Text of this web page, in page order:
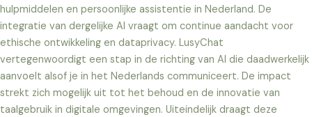
hulpmiddelen en persoonlijke assistentie in Nederland. De
integratie van dergelijke AI vraagt om continue aandacht voor
ethische ontwikkeling en dataprivacy. LusyChat
vertegenwoordigt een stap in de richting van AI die daadwerkelijk
aanvoelt alsof je in het Nederlands communiceert. De impact
strekt zich mogelijk uit tot het behoud en de innovatie van
taalgebruik in digitale omgevingen. Uiteindelijk draagt deze